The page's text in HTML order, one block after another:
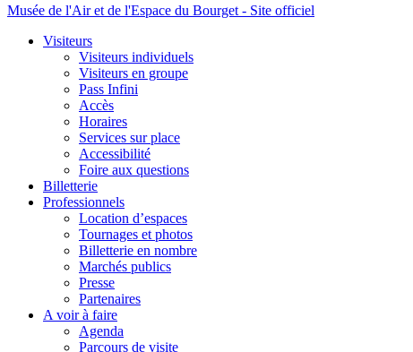
Musée de l'Air et de l'Espace du Bourget - Site officiel
Visiteurs
Visiteurs individuels
Visiteurs en groupe
Pass Infini
Accès
Horaires
Services sur place
Accessibilité
Foire aux questions
Billetterie
Professionnels
Location d’espaces
Tournages et photos
Billetterie en nombre
Marchés publics
Presse
Partenaires
A voir à faire
Agenda
Parcours de visite